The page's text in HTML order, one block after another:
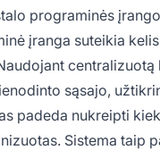
programinės
įranga suteikia
sąsajo,
padeda nukreipti
Sistema taip